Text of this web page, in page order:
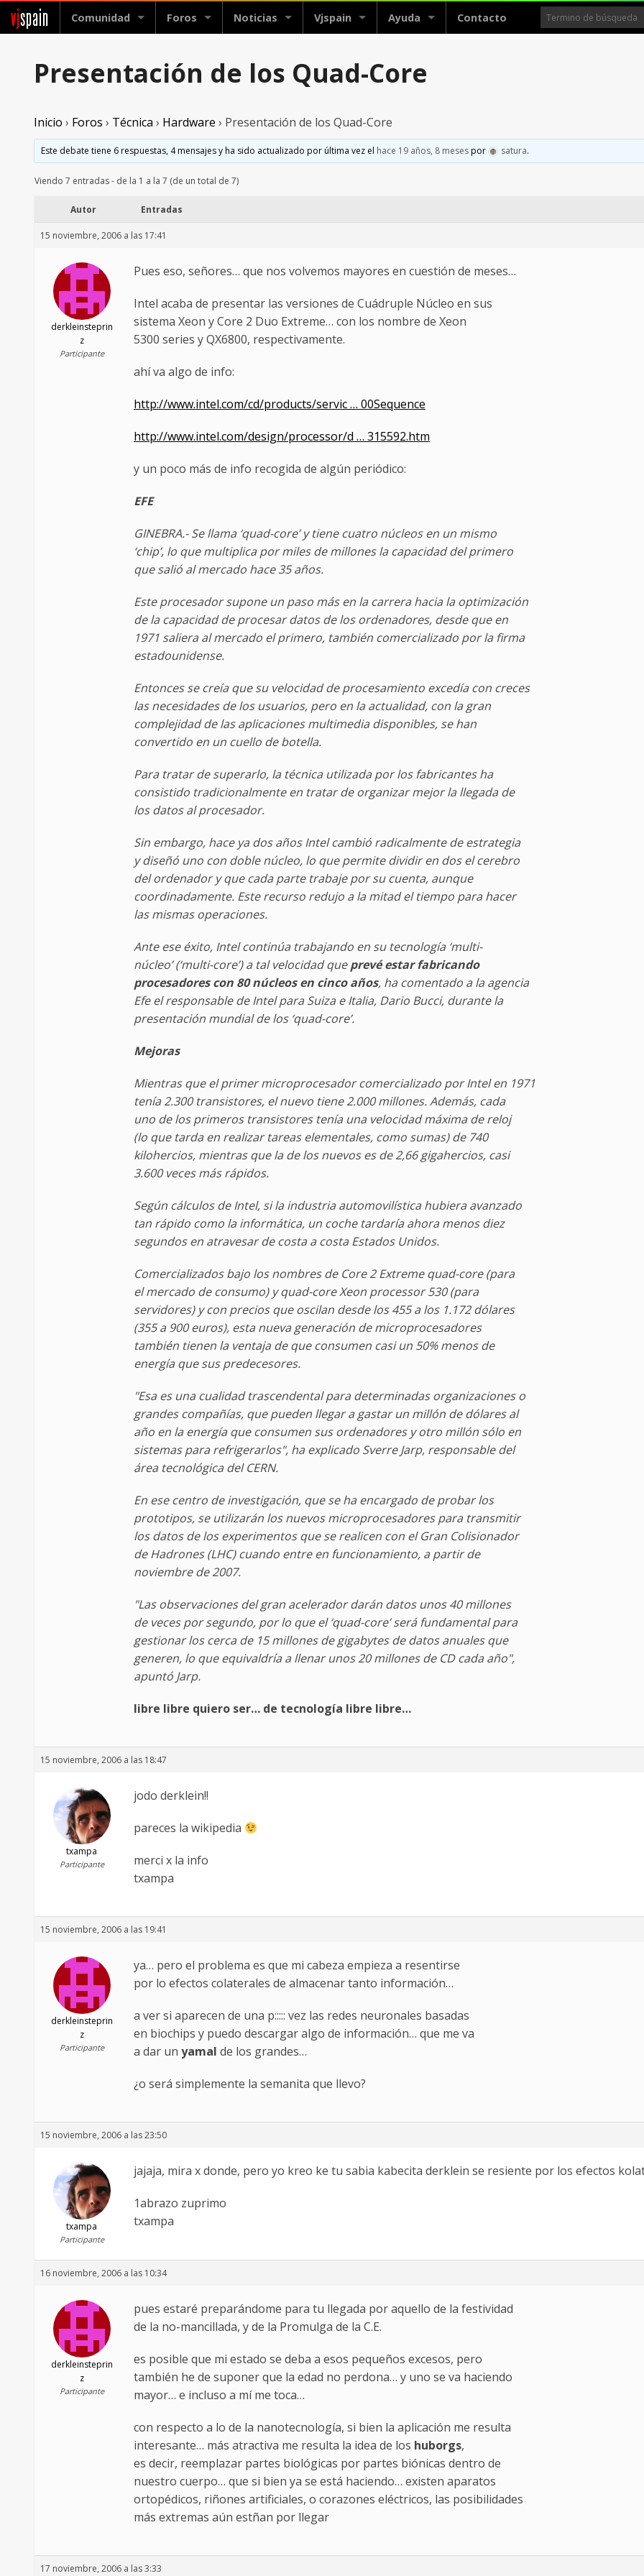
vjspain Comunidad Foros Noticias Vjspain Ayuda Contacto
Presentación de los Quad-Core
Inicio › Foros › Técnica › Hardware › Presentación de los Quad-Core
Este debate tiene 6 respuestas, 4 mensajes y ha sido actualizado por última vez el hace 19 años, 8 mesespor satura.
Viendo 7 entradas - de la 1 a la 7 (de un total de 7)
Autor Entradas
15 noviembre, 2006 a las 17:41
derkleinsteprin
z
Participante
Pues eso, señores… que nos volvemos mayores en cuestión de meses…
Intel acaba de presentar las versiones de Cuádruple Núcleo en sus
sistema Xeon y Core 2 Duo Extreme… con los nombre de Xeon
5300 series y QX6800, respectivamente.
ahí va algo de info:
http://www.intel.com/cd/products/servic … 00Sequence
http://www.intel.com/design/processor/d … 315592.htm
y un poco más de info recogida de algún periódico:
EFE
GINEBRA.- Se llama ‘quad-core’ y tiene cuatro núcleos en un mismo
‘chip’, lo que multiplica por miles de millones la capacidad del primero
que salió al mercado hace 35 años.
Este procesador supone un paso más en la carrera hacia la optimización
de la capacidad de procesar datos de los ordenadores, desde que en
1971 saliera al mercado el primero, también comercializado por la firma
estadounidense.
Entonces se creía que su velocidad de procesamiento excedía con creces
las necesidades de los usuarios, pero en la actualidad, con la gran
complejidad de las aplicaciones multimedia disponibles, se han
convertido en un cuello de botella.
Para tratar de superarlo, la técnica utilizada por los fabricantes ha
consistido tradicionalmente en tratar de organizar mejor la llegada de
los datos al procesador.
Sin embargo, hace ya dos años Intel cambió radicalmente de estrategia
y diseñó uno con doble núcleo, lo que permite dividir en dos el cerebro
del ordenador y que cada parte trabaje por su cuenta, aunque
coordinadamente. Este recurso redujo a la mitad el tiempo para hacer
las mismas operaciones.
Ante ese éxito, Intel continúa trabajando en su tecnología ‘multi-
núcleo’ (‘multi-core’) a tal velocidad queprevé estar fabricando
procesadores con 80 núcleos en cinco años, ha comentado a la agencia
Efe el responsable de Intel para Suiza e Italia, Dario Bucci, durante la
presentación mundial de los ‘quad-core’.
Mejoras
Mientras que el primer microprocesador comercializado por Intel en 1971
tenía 2.300 transistores, el nuevo tiene 2.000 millones. Además, cada
uno de los primeros transistores tenía una velocidad máxima de reloj
(lo que tarda en realizar tareas elementales, como sumas) de 740
kilohercios, mientras que la de los nuevos es de 2,66 gigahercios, casi
3.600 veces más rápidos.
Según cálculos de Intel, si la industria automovilística hubiera avanzado
tan rápido como la informática, un coche tardaría ahora menos diez
segundos en atravesar de costa a costa Estados Unidos.
Comercializados bajo los nombres de Core 2 Extreme quad-core (para
el mercado de consumo) y quad-core Xeon processor 530 (para
servidores) y con precios que oscilan desde los 455 a los 1.172 dólares
(355 a 900 euros), esta nueva generación de microprocesadores
también tienen la ventaja de que consumen casi un 50% menos de
energía que sus predecesores.
"Esa es una cualidad trascendental para determinadas organizaciones o
grandes compañías, que pueden llegar a gastar un millón de dólares al
año en la energía que consumen sus ordenadores y otro millón sólo en
sistemas para refrigerarlos", ha explicado Sverre Jarp, responsable del
área tecnológica del CERN.
En ese centro de investigación, que se ha encargado de probar los
prototipos, se utilizarán los nuevos microprocesadores para transmitir
los datos de los experimentos que se realicen con el Gran Colisionador
de Hadrones (LHC) cuando entre en funcionamiento, a partir de
noviembre de 2007.
"Las observaciones del gran acelerador darán datos unos 40 millones
de veces por segundo, por lo que el ‘quad-core’ será fundamental para
gestionar los cerca de 15 millones de gigabytes de datos anuales que
generen, lo que equivaldría a llenar unos 20 millones de CD cada año",
apuntó Jarp.
libre libre quiero ser… de tecnología libre libre…
15 noviembre, 2006 a las 18:47
txampa
Participante
jodo derklein!!
pareces la wikipedia
merci x la info
txampa
15 noviembre, 2006 a las 19:41
derkleinsteprin
z
Participante
ya… pero el problema es que mi cabeza empieza a resentirse
por lo efectos colaterales de almacenar tanto información…
a ver si aparecen de una p::::: vez las redes neuronales basadas
en biochips y puedo descargar algo de información… que me va
a dar un yamal de los grandes…
¿o será simplemente la semanita que llevo?
15 noviembre, 2006 a las 23:50
txampa
Participante
jajaja, mira x donde, pero yo kreo ke tu sabia kabecita derklein se resiente por los efectos
1abrazo zuprimo
txampa
16 noviembre, 2006 a las 10:34
derkleinsteprin
z
Participante
pues estaré preparándome para tu llegada por aquello de la festividad
de la no-mancillada, y de la Promulga de la C.E.
es posible que mi estado se deba a esos pequeños excesos, pero
también he de suponer que la edad no perdona… y uno se va haciendo
mayor… e incluso a mí me toca…
con respecto a lo de la nanotecnología, si bien la aplicación me resulta
interesante… más atractiva me resulta la idea de los huborgs,
es decir, reemplazar partes biológicas por partes biónicas dentro de
nuestro cuerpo… que si bien ya se está haciendo… existen aparatos
ortopédicos, riñones artificiales, o corazones eléctricos, las posibilidades
más extremas aún estñan por llegar
17 noviembre, 2006 a las 3:33